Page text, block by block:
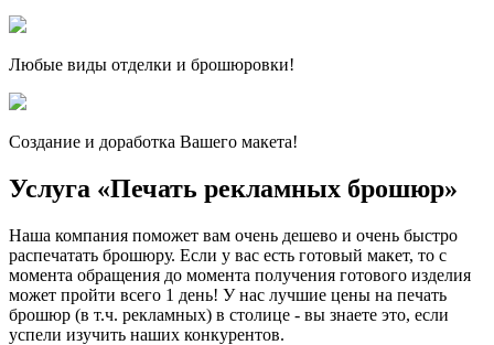
Любые виды отделки и брошюровки!
Создание и доработка Вашего макета!
Услуга «Печать рекламных брошюр»
Наша компания поможет вам очень дешево и очень быстро
распечатать брошюру. Если у вас есть готовый макет, то с
момента обращения до момента получения готового изделия
может пройти всего 1 день! У нас лучшие цены на печать
брошюр (в т.ч. рекламных) в столице - вы знаете это, если
успели изучить наших конкурентов.